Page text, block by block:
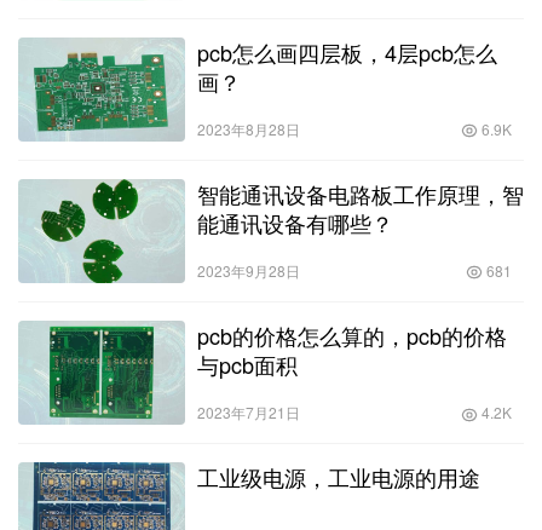
pcb怎么画四层板，4层pcb怎么
画？
2023年8月28日 6.9K
智能通讯设备电路板工作原理，智
能通讯设备有哪些？
2023年9月28日 681
pcb的价格怎么算的，pcb的价格
与pcb面积
2023年7月21日 4.2K
工业级电源，工业电源的用途